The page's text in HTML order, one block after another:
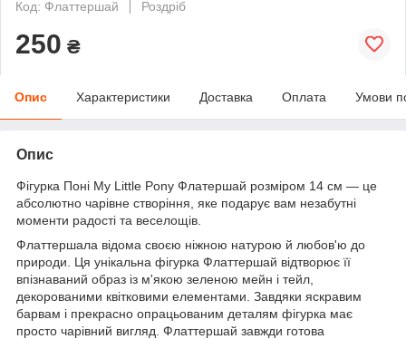
Код: Флаттершай
Роздріб
250 ₴
Опис Характеристики Доставка Оплата Умови
Опис
Фігурка Поні My Little Pony Флатершай розміром 14 см — це
абсолютно чарівне створіння, яке подарує вам незабутні
моменти радості та веселощів.
Флаттершала відома своєю ніжною натурою й любов'ю до
природи. Ця унікальна фігурка Флаттершай відтворює її
впізнаваний образ із м'якою зеленою мейн і тейл,
декорованими квітковими елементами. Завдяки яскравим
барвам і прекрасно опрацьованим деталям фігурка має
просто чарівний вигляд. Флаттершай завжди готова